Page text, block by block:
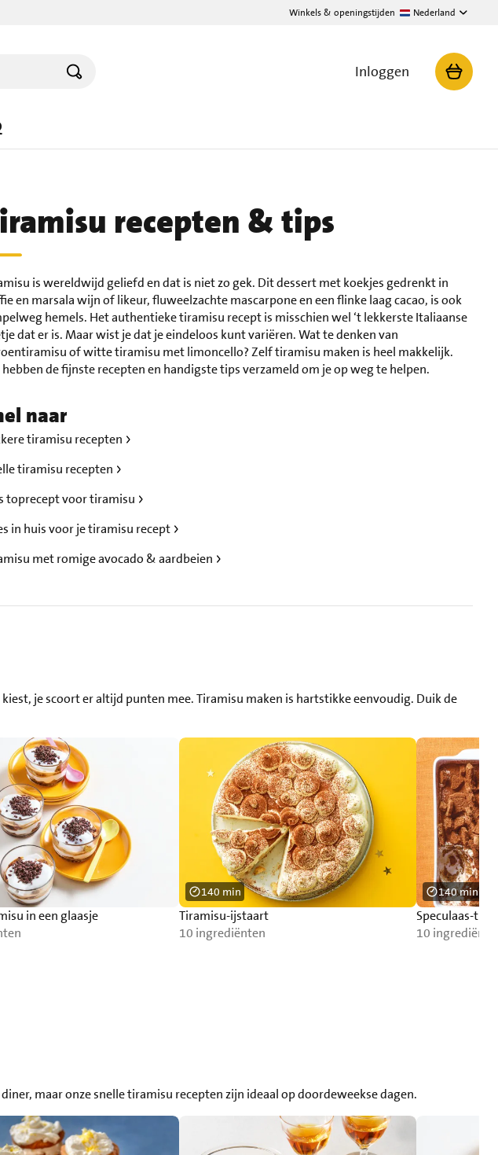
Winkels & openingstijden Nederland
Inloggen
recepten & tips
is wereldwijd geliefd en dat is niet zo gek. Dit dessert met koekjes gedrenkt in
en marsala wijn of likeur, fluweelzachte mascarpone en een flinke laag cacao, is ook
hemels. Het authentieke tiramisu recept is misschien wel ‘t lekkerste Italiaanse
dat er is. Maar wist je dat je eindeloos kunt variëren. Wat te denken van
of witte tiramisu met limoncello? Zelf tiramisu maken is heel makkelijk.
hebben de fijnste recepten en handigste tips verzameld om je op weg te helpen.
naar
tiramisu recepten
tiramisu recepten
toprecept voor tiramisu
in huis voor je tiramisu recept
met romige avocado & aardbeien
je scoort er altijd punten mee. Tiramisu maken is hartstikke eenvoudig. Duik de
in een glaasje
Tiramisu-ijstaart
10 ingrediënten
140 min
Speculaas-
10
140 min
maar onze snelle tiramisu recepten zijn ideaal op doordeweekse dagen.